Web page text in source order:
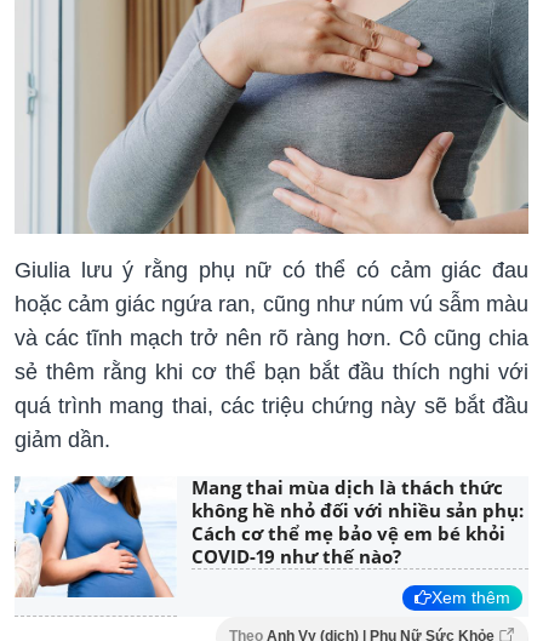
Giulia lưu ý rằng phụ nữ có thể có cảm giác đau
hoặc cảm giác ngứa ran, cũng như núm vú sẫm màu
và các tĩnh mạch trở nên rõ ràng hơn. Cô cũng chia
sẻ thêm rằng khi cơ thể bạn bắt đầu thích nghi với
quá trình mang thai, các triệu chứng này sẽ bắt đầu
giảm dần.
Mang thai mùa dịch là thách thức
không hề nhỏ đối với nhiều sản phụ:
Cách cơ thể mẹ bảo vệ em bé khỏi
COVID-19 như thế nào?
Xem thêm
Theo Anh Vy (dịch) | Phụ Nữ Sức Khỏe